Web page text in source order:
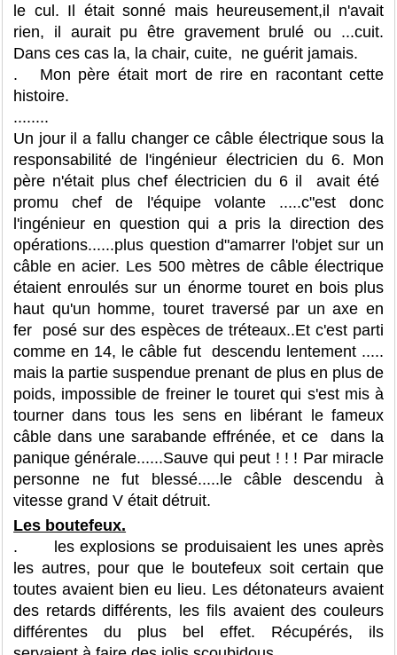
le cul. Il était sonné mais heureusement,il n'avait
rien, il aurait pu être gravement brulé ou ...cuit.
Dans ces cas la, la chair, cuite, ne guérit jamais.
. Mon père était mort de rire en racontant cette
histoire.
........
Un jour il a fallu changer ce câble électrique sous la
responsabilité de l'ingénieur électricien du 6. Mon
père n'était plus chef électricien du 6 il avait été
promu chef de l'équipe volante .....c"est donc
l'ingénieur en question qui a pris la direction des
opérations......plus question d"amarrer l'objet sur un
câble en acier. Les 500 mètres de câble électrique
étaient enroulés sur un énorme touret en bois plus
haut qu'un homme, touret traversé par un axe en
fer posé sur des espèces de tréteaux..Et c'est parti
comme en 14, le câble fut descendu lentement .....
mais la partie suspendue prenant de plus en plus de
poids, impossible de freiner le touret qui s'est mis à
tourner dans tous les sens en libérant le fameux
câble dans une sarabande effrénée, et ce dans la
panique générale......Sauve qui peut ! ! ! Par miracle
personne ne fut blessé.....le câble descendu à
vitesse grand V était détruit.
Les boutefeux.
. les explosions se produisaient les unes après
les autres, pour que le boutefeux soit certain que
toutes avaient bien eu lieu. Les détonateurs avaient
des retards différents, les fils avaient des couleurs
différentes du plus bel effet. Récupérés, ils